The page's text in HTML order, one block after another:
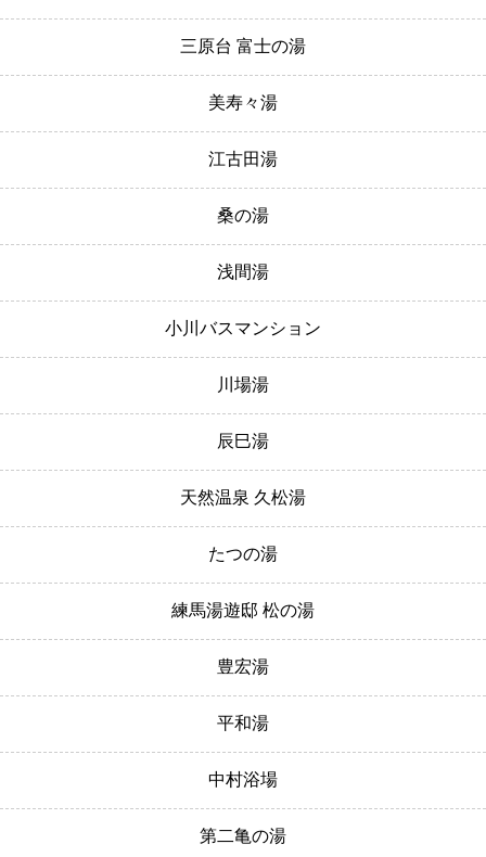
三原台 富士の湯
美寿々湯
江古田湯
桑の湯
浅間湯
小川バスマンション
川場湯
辰巳湯
天然温泉 久松湯
たつの湯
練馬湯遊邸 松の湯
豊宏湯
平和湯
中村浴場
第二亀の湯